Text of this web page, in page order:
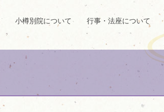
小樽別院について 行事・法座について